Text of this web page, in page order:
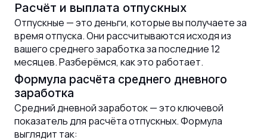
Расчёт и выплата отпускных
Отпускные — это деньги, которые вы получаете за
время отпуска. Они рассчитываются исходя из
вашего среднего заработка за последние 12
месяцев. Разберёмся, как это работает.
Формула расчёта среднего дневного
заработка
Средний дневной заработок — это ключевой
показатель для расчёта отпускных. Формула
выглядит так: